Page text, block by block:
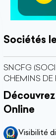
Sociétés
SNCFG
CHEMINS DE
Online
Visibilité